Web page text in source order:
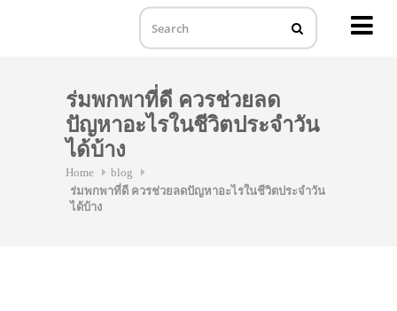
ร่มพกพาที่ดี ควรช่วยลด
ปัญหาอะไรในชีวิตประจำวัน
ได้บ้าง
Home
blog
ร่มพกพาที่ดี ควรช่วยลดปัญหาอะไรในชีวิตประจำวัน
ได้บ้าง